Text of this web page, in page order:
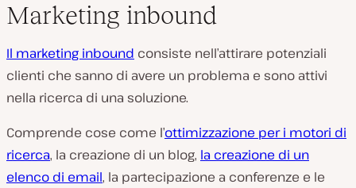
Marketing inbound
Il marketing inbound consiste nell’attirare potenziali
clienti che sanno di avere un problema e sono attivi
nella ricerca di una soluzione.
Comprende cose come l’ottimizzazione per i motori di
ricerca, la creazione di un blog, la creazione di un
elenco di email, la partecipazione a conferenze e le